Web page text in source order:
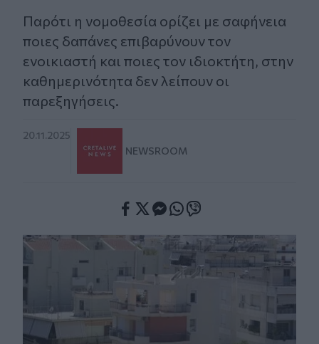
Παρότι η νομοθεσία ορίζει με σαφήνεια
ποιες δαπάνες επιβαρύνουν τον
ενοικιαστή και ποιες τον ιδιοκτήτη, στην
καθημερινότητα δεν λείπουν οι
παρεξηγήσεις.
20.11.2025
NEWSROOM